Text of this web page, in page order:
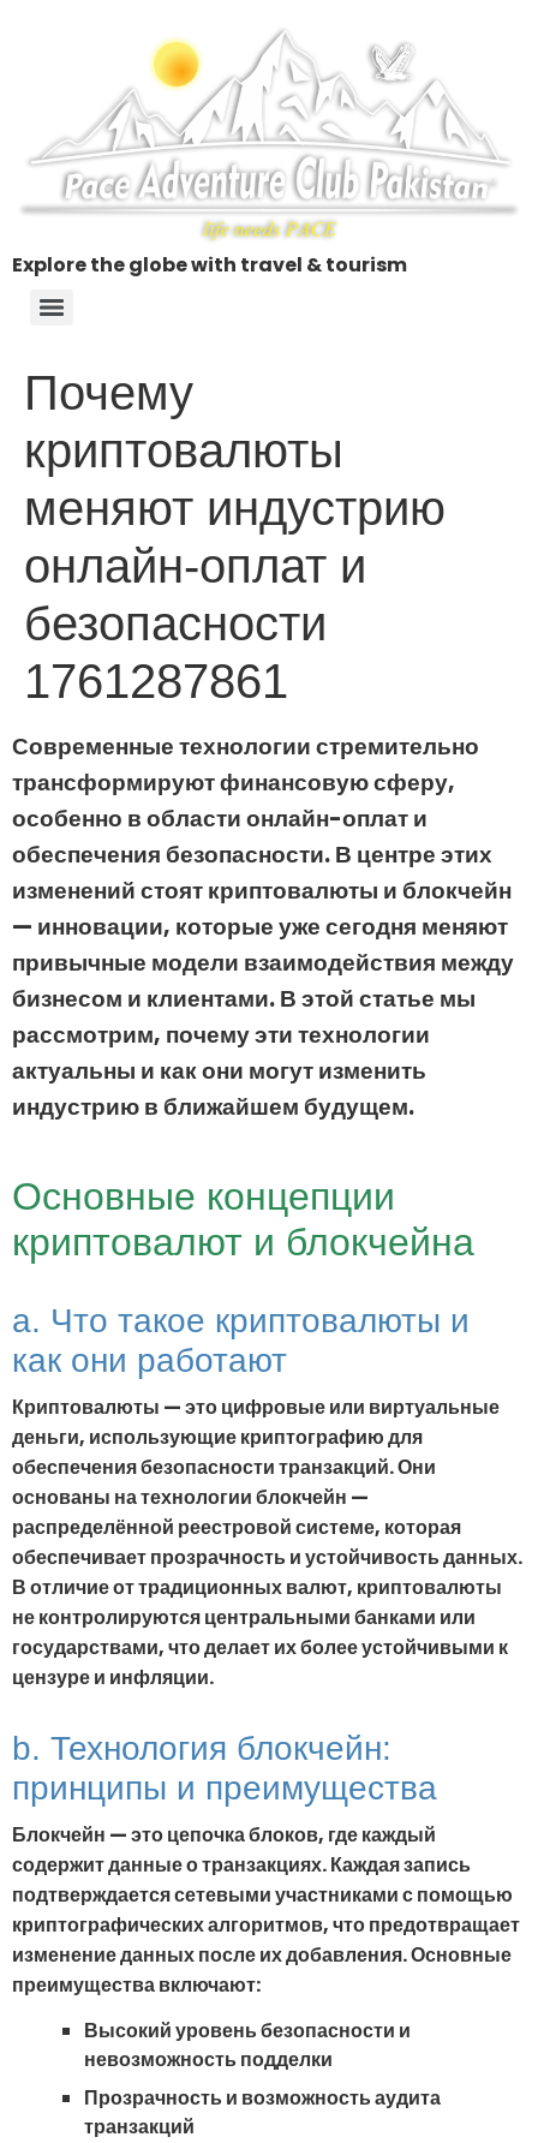
Explore the globe with travel & tourism
Почему
криптовалюты
меняют индустрию
онлайн-оплат и
безопасности
1761287861
Современные технологии стремительно
трансформируют финансовую сферу,
особенно в области онлайн-оплат и
обеспечения безопасности. В центре этих
изменений стоят криптовалюты и блокчейн
— инновации, которые уже сегодня меняют
привычные модели взаимодействия между
бизнесом и клиентами. В этой статье мы
рассмотрим, почему эти технологии
актуальны и как они могут изменить
индустрию в ближайшем будущем.
Основные концепции
криптовалют и блокчейна
a. Что такое криптовалюты и
как они работают
Криптовалюты — это цифровые или виртуальные
деньги, использующие криптографию для
обеспечения безопасности транзакций. Они
основаны на технологии блокчейн —
распределённой реестровой системе, которая
обеспечивает прозрачность и устойчивость данных.
В отличие от традиционных валют, криптовалюты
не контролируются центральными банками или
государствами, что делает их более устойчивыми к
цензуре и инфляции.
b. Технология блокчейн:
принципы и преимущества
Блокчейн — это цепочка блоков, где каждый
содержит данные о транзакциях. Каждая запись
подтверждается сетевыми участниками с помощью
криптографических алгоритмов, что предотвращает
изменение данных после их добавления. Основные
преимущества включают:
Высокий уровень безопасности и
невозможность подделки
Прозрачность и возможность аудита
транзакций